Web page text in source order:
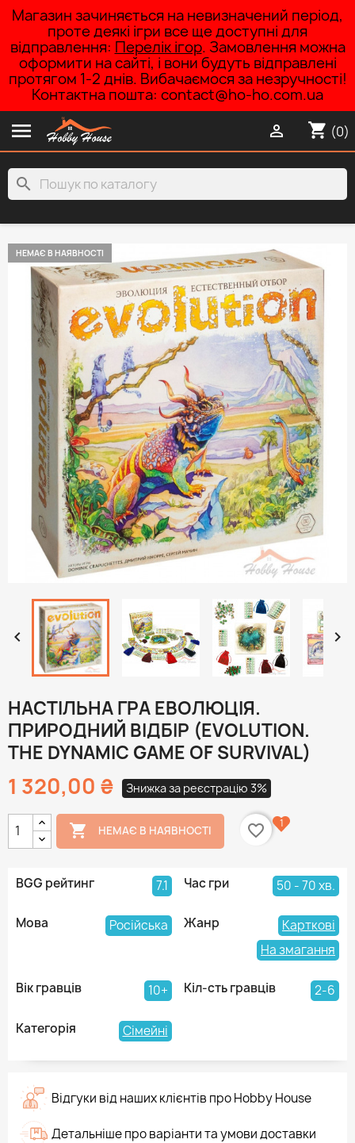
Магазин зачиняється на невизначений період,
проте деякі ігри все ще доступні для
відправлення: Перелік ігор. Замовлення можна
оформити на сайті, і вони будуть відправлені
протягом 1-2 днів. Вибачаємося за незручності!
Контактна пошта: contact@ho-ho.com.ua
 shopping_cart (0)

search
НЕМАЄ В НАЯВНОСТІ
 
НАСТІЛЬНА ГРА ЕВОЛЮЦІЯ.
ПРИРОДНИЙ ВІДБІР (EVOLUTION.
THE DYNAMIC GAME OF SURVIVAL)
1 320,00 ₴ Знижка за реєстрацію 3%
 НЕМАЄ В НАЯВНОСТІ favorite_border 1
BGG рейтинг 7.1 Час гри 50 - 70 хв.
Мова Російська Жанр
Карткові
На змагання
Вік гравців 10+ Кіл-сть гравців 2-6
Категорія Сімейні
Відгуки від наших клієнтів про Hobby House
Детальніше про варіанти та умови доставки